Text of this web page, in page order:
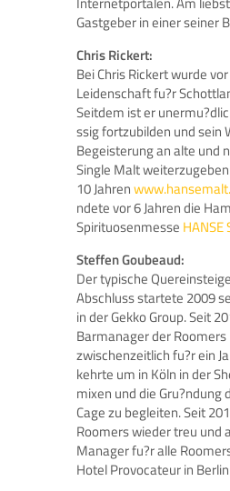
Gastgeber in einer seiner
Chris Rickert:
Bei Chris Rickert wurde
Leidenschaft fu?r
Seitdem ist er
ssig fortzubilden und sein
Begeisterung an alte und
Single Malt
10 Jahren
ndete vor 6 Jahren die
Spirituosenmesse HANSE
Steffen Goubeaud:
Der typische
Abschluss startete 2009
in der Gekko Group. Seit
Barmanager der Roomers
zwischenzeitlich fu?r ein
kehrte um in Köln in der
mixen und die Gru?ndung
Cage zu begleiten. Seit
Roomers wieder treu und
Manager fu?r alle
Hotel Provocateur in